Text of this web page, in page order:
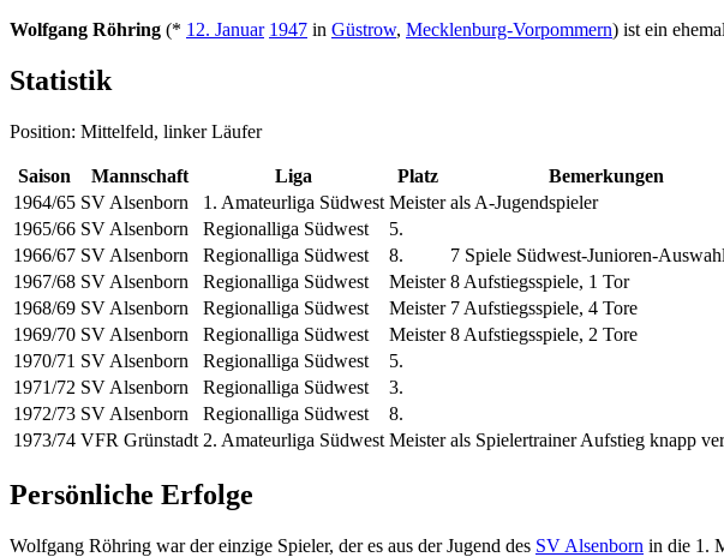
Wolfgang Röhring (* 12. Januar 1947 in Güstrow, Mecklenburg-Vorpommern) ist ein
Statistik
Position: Mittelfeld, linker Läufer
Saison Mannschaft Liga Platz
Bemerkungen
1964/65 SV Alsenborn 1. Amateurliga Südwest Meister als A-Jugendspieler
1965/66 SV Alsenborn Regionalliga Südwest
5.
1966/67 SV Alsenborn Regionalliga Südwest 8.
7 Spiele Südwest-Junioren-Auswahl
1967/68 SV Alsenborn Regionalliga Südwest Meister 8 Aufstiegsspiele, 1 Tor
1968/69 SV Alsenborn Regionalliga Südwest Meister 7 Aufstiegsspiele, 4 Tore
1969/70 SV Alsenborn Regionalliga Südwest Meister 8 Aufstiegsspiele, 2 Tore
1970/71 SV Alsenborn Regionalliga Südwest
5.
1971/72 SV Alsenborn Regionalliga Südwest
3.
1972/73 SV Alsenborn Regionalliga Südwest
8.
1973/74 VFR Grünstadt 2. Amateurliga Südwest Meister als Spielertrainer Aufstieg knapp
Persönliche Erfolge
Wolfgang Röhring war der einzige Spieler, der es aus der Jugend des SV Alsenborn in die 1.